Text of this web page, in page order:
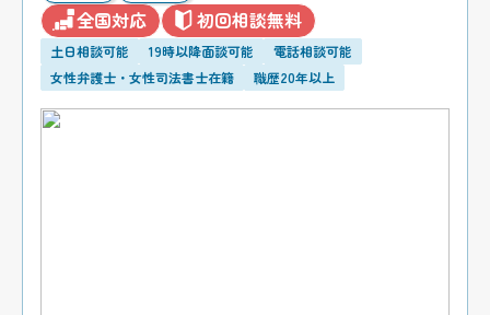
全国対応 初回相談無料
土日相談可能 19時以降面談可能
電話相談可能
女性弁護士・女性司法書士在籍
職歴20年以上